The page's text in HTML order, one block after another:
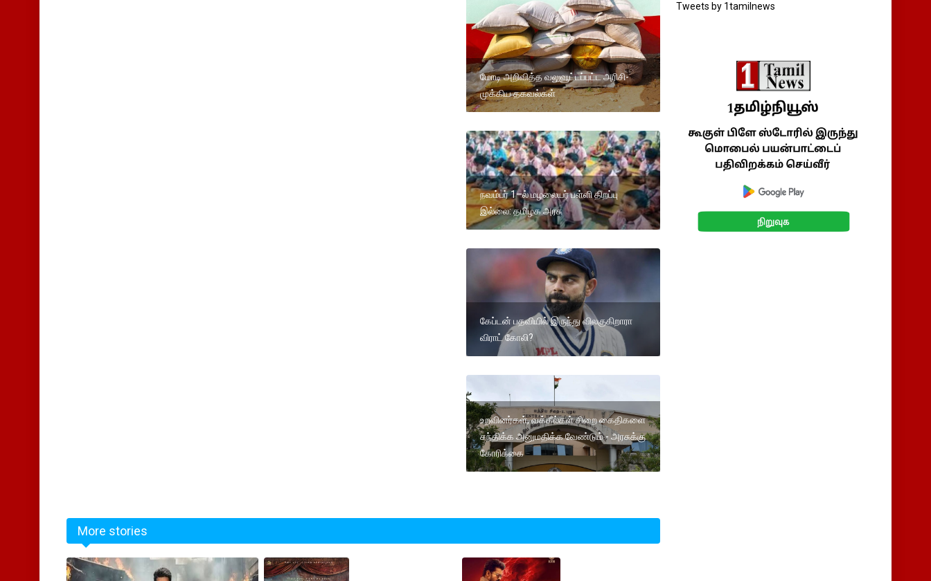
மோடி அறிவித்த வலுவூட்டப்பட்ட அரிசி-
முக்கிய தகவல்கள்
நவம்பர் 1–ல் மழலையர் பள்ளி திறப்பு
இல்லை: தமிழக அரசு
கேப்டன் பதவியில் இருந்து விலகுகிறாரா
விராட் கோலி?
உறவினர்கள், வக்கீல்கள் சிறை கைதிகளை
சந்திக்க அனுமதிக்க வேண்டும் - அரசுக்கு
கோரிக்கை
More stories
Tweets by 1tamilnews